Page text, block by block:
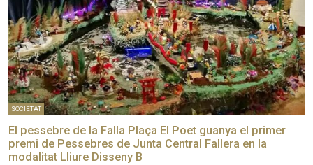
SOCIETAT
El pessebre de la Falla Plaça El Poet guanya el primer
premi de Pessebres de Junta Central Fallera en la
modalitat Lliure Disseny B